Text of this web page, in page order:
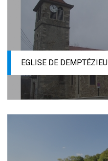
EGLISE DE DEMPTÉZIEU